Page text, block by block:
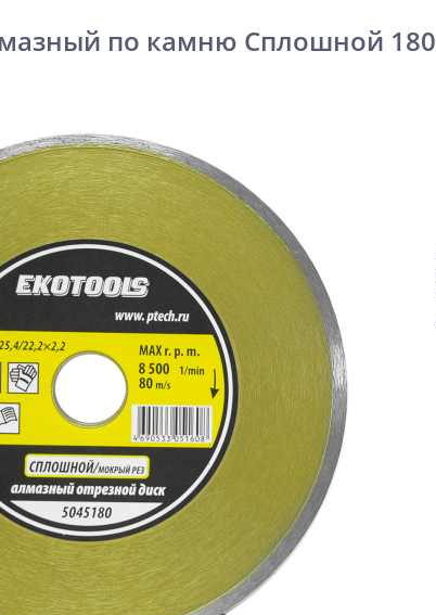
по камню Сплошной